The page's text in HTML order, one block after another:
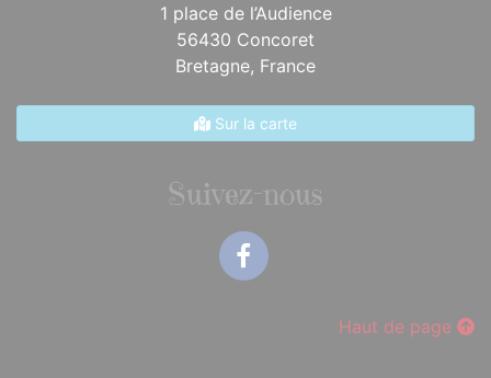
1 place de l’Audience
56430 Concoret
Bretagne, France
Sur la carte
Suivez-nous
Haut de page